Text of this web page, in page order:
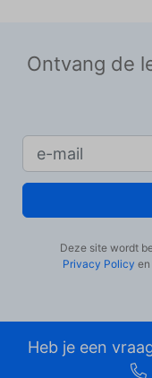
Ontvang de
Deze site wordt
Privacy Policy en
Heb je een